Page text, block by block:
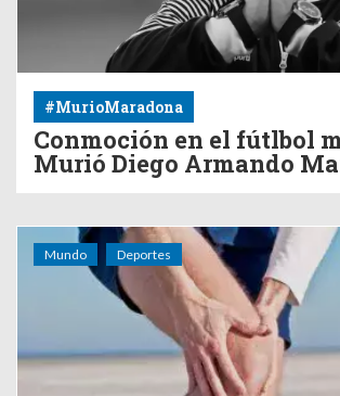
#MurioMaradona
Conmoción en el fútlbol
Murió Diego Armando
Mundo Deportes